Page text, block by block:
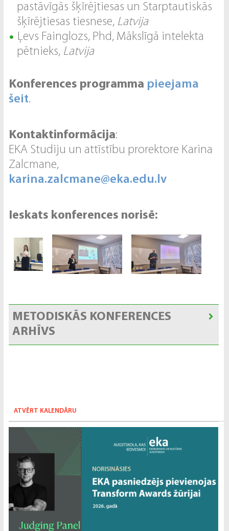
pastāvīgās šķīrējtiesas un Starptautiskās
šķīrējtiesas tiesnese, Latvija
Ļevs Fainglozs, Phd, Mākslīgā intelekta
pētnieks, Latvija
Konferences programma pieejama
šeit.
Kontaktinformācija:
EKA Studiju un attīstību prorektore Karina
Zalcmane,
karina.zalcmane@eka.edu.lv
Ieskats konferences norisē:
METODISKĀS KONFERENCES
ARHĪVS
ATVĒRT KALENDĀRU